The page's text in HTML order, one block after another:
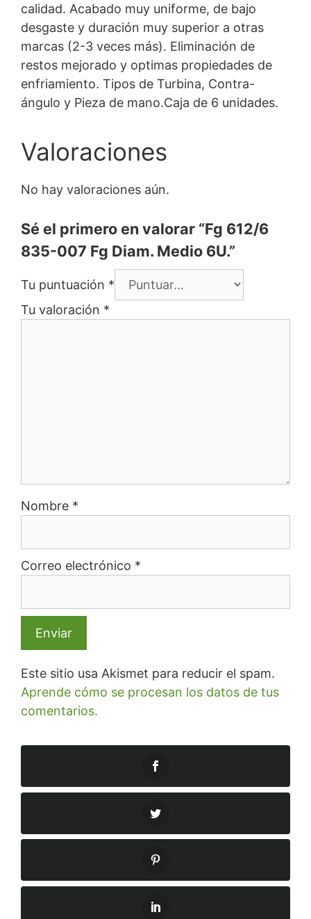
calidad. Acabado muy uniforme, de bajo
desgaste y duración muy superior a otras
marcas (2-3 veces más). Eliminación de
restos mejorado y optimas propiedades de
enfriamiento. Tipos de Turbina, Contra-
ángulo y Pieza de mano.Caja de 6 unidades.
Valoraciones
No hay valoraciones aún.
Sé el primero en valorar “Fg 612/6
835-007 Fg Diam. Medio 6U.”
Tu puntuación *
Tu valoración *
Nombre *
Correo electrónico *
Este sitio usa Akismet para reducir el spam.
Aprende cómo se procesan los datos de tus
comentarios.